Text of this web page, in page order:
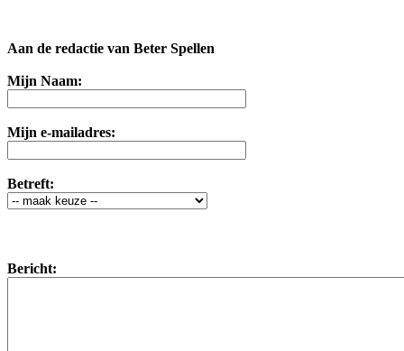
Aan de redactie van Beter Spellen
Mijn Naam:
Mijn e-mailadres:
Betreft:
Bericht: